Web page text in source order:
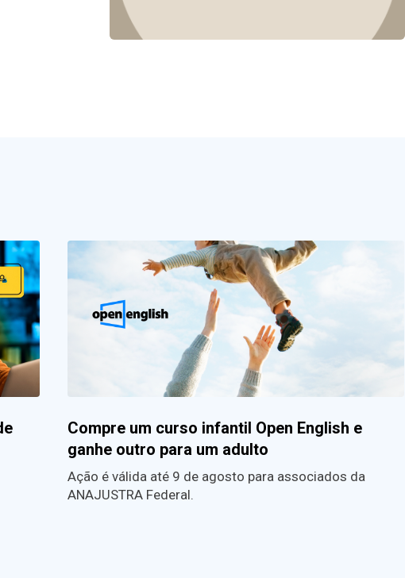
Compre um curso infantil Open English e
ganhe outro para um adulto
Ação é válida até 9 de agosto para associados da
ANAJUSTRA Federal.